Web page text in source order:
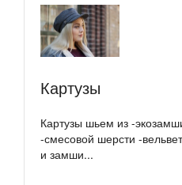
Картузы
Картузы шьем из -
-смесовой шерсти -
и замши...